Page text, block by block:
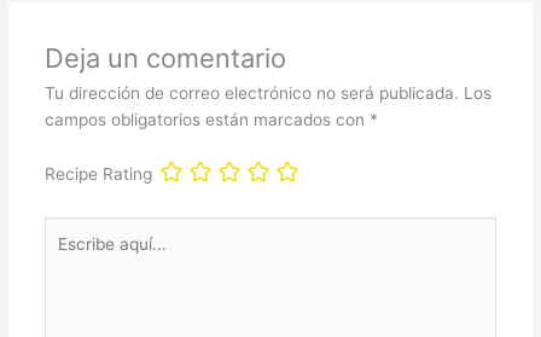
Deja un comentario
Tu dirección de correo electrónico no será publicada. Los
campos obligatorios están marcados con *
Recipe Rating
aquí...